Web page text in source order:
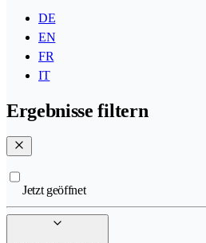
DE
EN
FR
IT
Ergebnisse filtern
Jetzt geöffnet